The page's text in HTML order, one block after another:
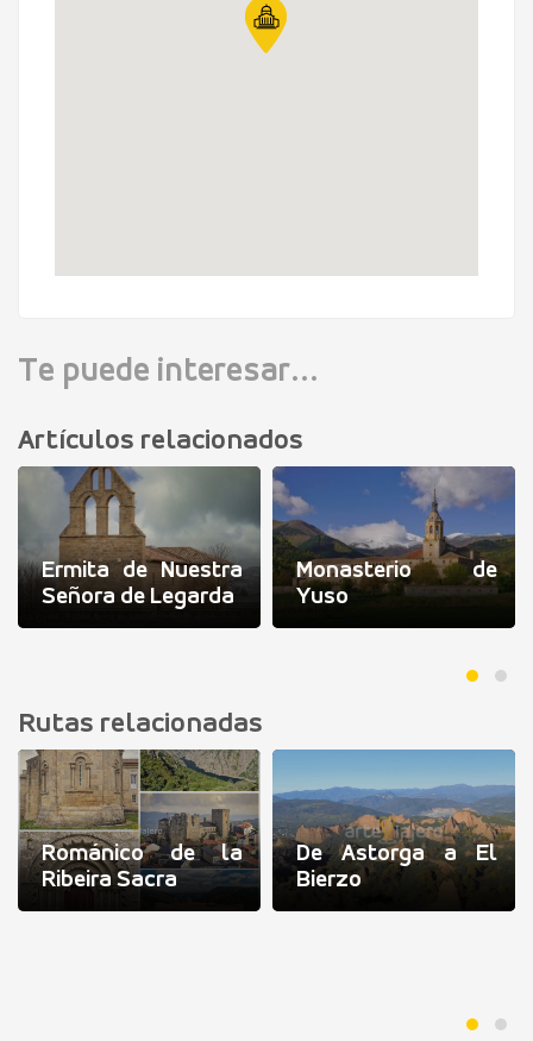
Te puede interesar...
Artículos relacionados
Ermita de Nuestra
Señora de Legarda
Monasterio de
Yuso
Rutas relacionadas
Románico de la
Ribeira Sacra
De Astorga a El
Bierzo